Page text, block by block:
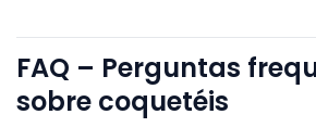
FAQ – Perguntas
sobre coquetéis